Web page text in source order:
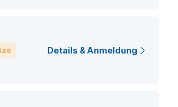
Details & Anmeldung